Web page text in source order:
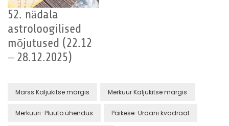
52. nädala
astroloogilised
mõjutused (22.12
– 28.12.2025)
Marss Kaljukitse märgis Merkuur Kaljukitse märgis
Merkuuri-Pluuto ühendus Päikese-Uraani kvadraat